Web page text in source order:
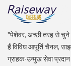
"पेशेवर, अच्छी तरह से
हैं विविध आपूर्ति चैनल,
ग्राहक-उन्मुख सेवा